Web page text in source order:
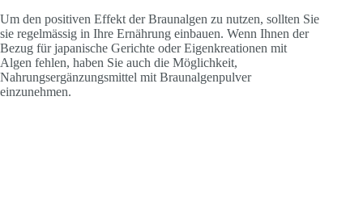
Um den positiven Effekt der Braunalgen zu nutzen, sollten Sie
sie regelmässig in Ihre Ernährung einbauen. Wenn Ihnen der
Bezug für japanische Gerichte oder Eigenkreationen mit
Algen fehlen, haben Sie auch die Möglichkeit,
Nahrungsergänzungsmittel mit Braunalgenpulver
einzunehmen.